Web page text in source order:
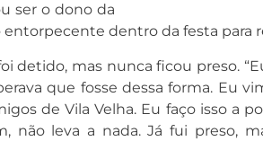
ser o dono da
dentro da festa para
detido, mas nunca ficou preso.
que fosse dessa forma. Eu
de Vila Velha. Eu faço isso a
não leva a nada. Já fui preso,